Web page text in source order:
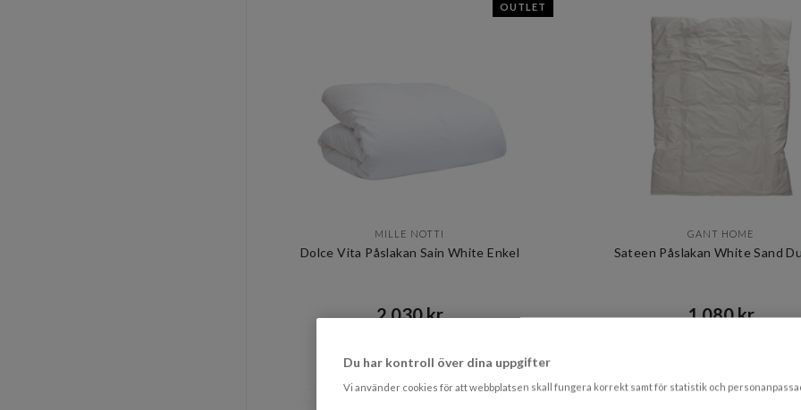
OUTLET
MILLE NOTTI
Dolce Vita Påslakan Sain White Enkel
2 030 kr​​
GANT HOME
Sateen Påslakan White Sand
1 080 kr​​
OUTLET
Du har kontroll över dina uppgifter
Vi använder cookies för att webbplatsen skall fungera korrekt samt för statistik och